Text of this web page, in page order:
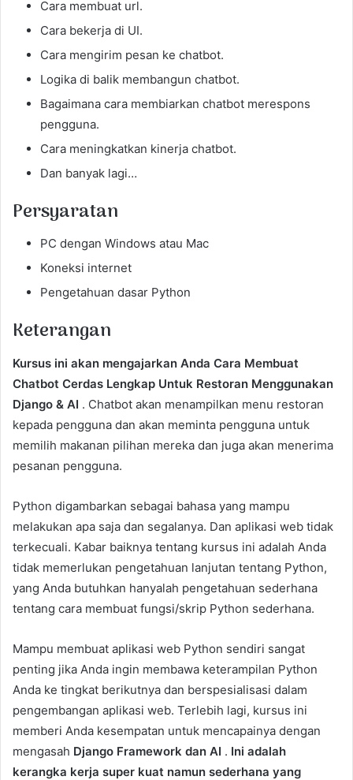
Cara membuat url.
Cara bekerja di UI.
Cara mengirim pesan ke chatbot.
Logika di balik membangun chatbot.
Bagaimana cara membiarkan chatbot merespons
pengguna.
Cara meningkatkan kinerja chatbot.
Dan banyak lagi…
Persyaratan
PC dengan Windows atau Mac
Koneksi internet
Pengetahuan dasar Python
Keterangan
Kursus ini akan mengajarkan Anda Cara Membuat
Chatbot Cerdas Lengkap Untuk Restoran Menggunakan
Django & AI . Chatbot akan menampilkan menu restoran
kepada pengguna dan akan meminta pengguna untuk
memilih makanan pilihan mereka dan juga akan menerima
pesanan pengguna.
Python digambarkan sebagai bahasa yang mampu
melakukan apa saja dan segalanya. Dan aplikasi web tidak
terkecuali. Kabar baiknya tentang kursus ini adalah Anda
tidak memerlukan pengetahuan lanjutan tentang Python,
yang Anda butuhkan hanyalah pengetahuan sederhana
tentang cara membuat fungsi/skrip Python sederhana.
Mampu membuat aplikasi web Python sendiri sangat
penting jika Anda ingin membawa keterampilan Python
Anda ke tingkat berikutnya dan berspesialisasi dalam
pengembangan aplikasi web. Terlebih lagi, kursus ini
memberi Anda kesempatan untuk mencapainya dengan
mengasah Django Framework dan AI . Ini adalah
kerangka kerja super kuat namun sederhana yang